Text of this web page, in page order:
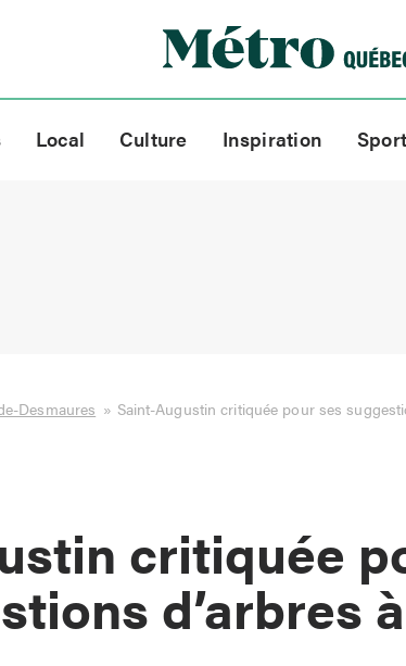
Local Culture Inspiration
Desmaures » Saint-Augustin critiquée pour ses
critiquée
d’arbres à